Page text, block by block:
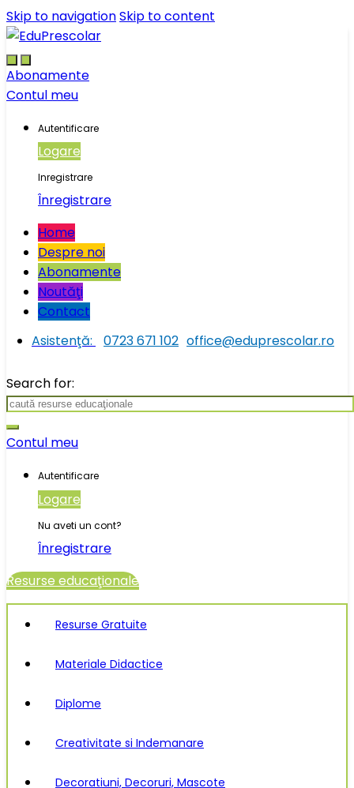
Skip to navigationSkip to content
Abonamente
Contul meu
Autentificare
Logare
Inregistrare
Înregistrare
Home
Despre noi
Abonamente
Noutăţi
Contact
Asistenţă:
0723 671 102 office@eduprescolar.ro
Search for:
Contul meu
Autentificare
Logare
Nu aveti un cont?
Înregistrare
Resurse educaţionale
Resurse Gratuite
Materiale Didactice
Diplome
Creativitate si Indemanare
Decoratiuni, Decoruri, Mascote